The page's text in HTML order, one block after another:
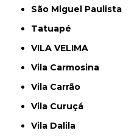
São Miguel Paulista
Tatuapé
VILA VELIMA
Vila Carmosina
Vila Carrão
Vila Curuçá
Vila Dalila